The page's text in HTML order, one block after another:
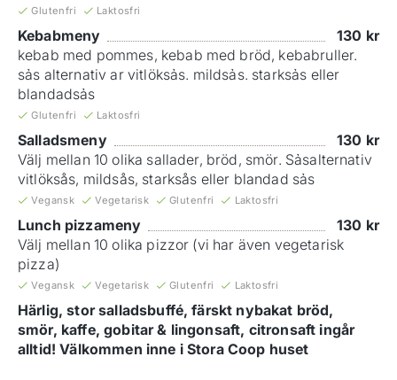
Glutenfri Laktosfri
Kebabmeny 130 kr
kebab med pommes, kebab med bröd, kebabruller.
sảs alternativ ar vitlöksảs. mildsảs. starksảs eller
blandadsảs
Glutenfri Laktosfri
Salladsmeny 130 kr
Välj mellan 10 olika sallader, bröd, smör. Sảsalternativ
vitlöksås, mildsås, starksås eller blandad sảs
Vegansk Vegetarisk Glutenfri Laktosfri
Lunch pizzameny 130 kr
Välj mellan 10 olika pizzor (vi har även vegetarisk
pizza)
Vegansk Vegetarisk Glutenfri Laktosfri
Härlig, stor salladsbuffé, färskt nybakat bröd,
smör, kaffe, gobitar & lingonsaft, citronsaft ingår
alltid! Välkommen inne i Stora Coop huset